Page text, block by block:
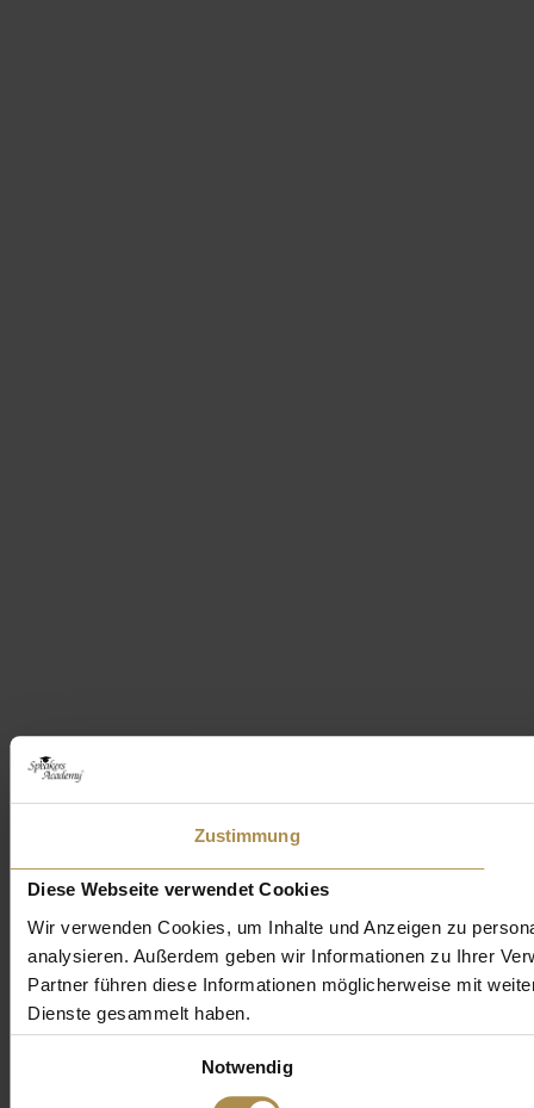
Zustimmung
Diese Webseite verwendet Cookies
Wir verwenden Cookies, um Inhalte und Anzeigen zu
analysieren. Außerdem geben wir Informationen zu Ihrer
Partner führen diese Informationen möglicherweise mit
Dienste gesammelt haben.
Notwendig